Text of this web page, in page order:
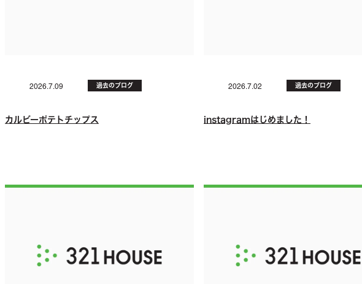
2026.7.09 過去のブログ
カルビーポテトチップス
2026.7.02 過去のブログ
instagramはじめました！